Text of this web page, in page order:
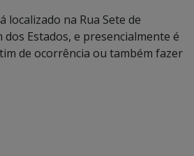
localizado na Rua Sete de
dos Estados, e presencialmente é
de ocorrência ou também fazer